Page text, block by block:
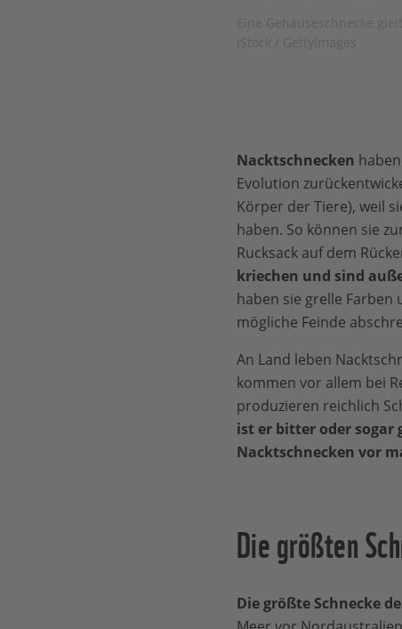
Nacktschnecken
Evolution
Körper der Tiere), weil
haben. So können sie
Rucksack auf dem
kriechen und sind
haben sie grelle Farben
mögliche Feinde
An Land leben
kommen vor allem bei
produzieren reichlich
ist er bitter oder sogar
Nacktschnecken vor
Die größten
Die größte Schnecke